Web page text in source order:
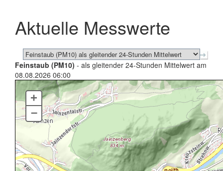
schließen
Aktuelle Messwerte
Feinstaub (PM10) - als gleitender 24-Stunden Mittelwert am
08.08.2026 06:00
+
–